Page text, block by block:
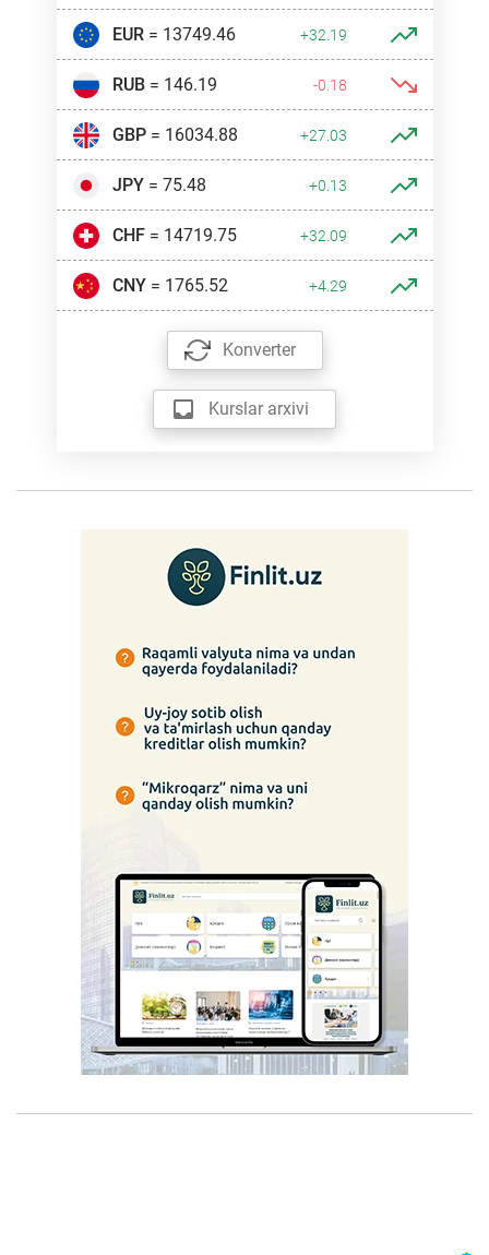
EUR= 13749.46 +32.19
RUB= 146.19 -0.18
GBP= 16034.88 +27.03
JPY= 75.48 +0.13
CHF= 14719.75 +32.09
CNY= 1765.52 +4.29
Konverter
Kurslar arxivi